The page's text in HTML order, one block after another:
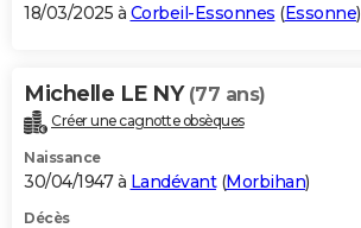
18/03/2025 à Corbeil-Essonnes (Essonne)
Michelle LE NY (77 ans)
Créer une cagnotte obsèques
Naissance
30/04/1947 à Landévant(Morbihan)
Décès